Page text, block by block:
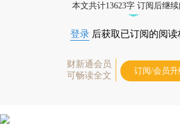
本文共计13623字 订阅后继
登录 后获取已订阅的阅读
财新通会员
可畅读全文
订阅/会员升